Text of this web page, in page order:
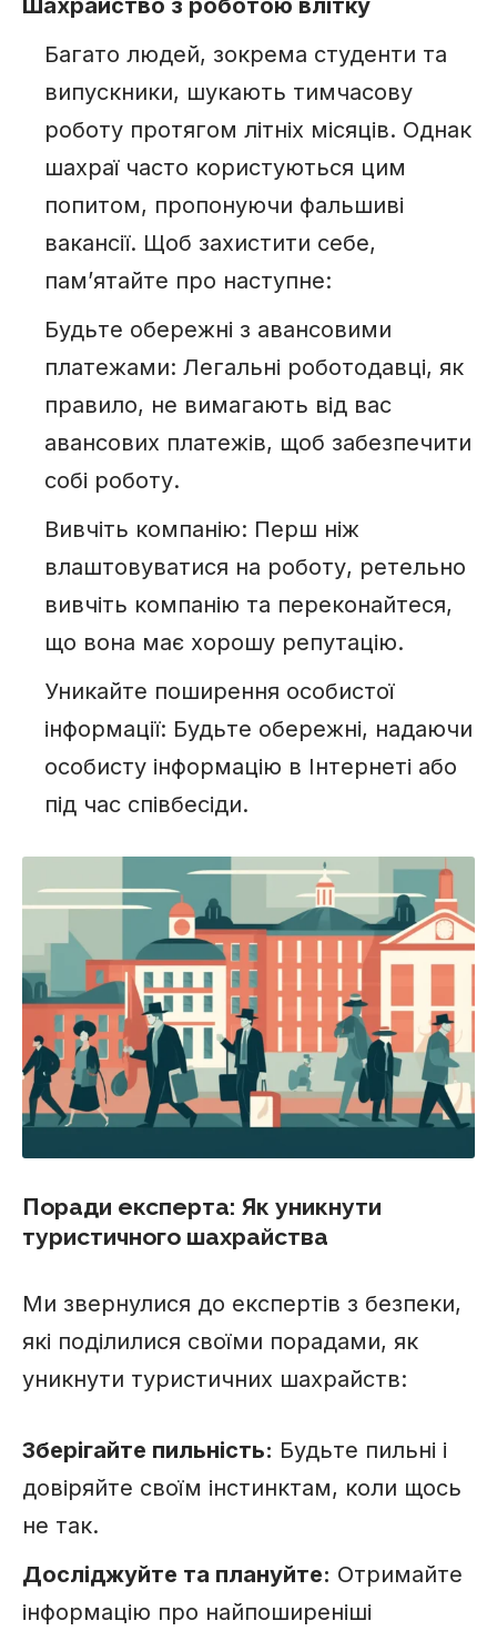
Шахрайство з роботою влітку
Багато людей, зокрема студенти та
випускники, шукають тимчасову
роботу протягом літніх місяців. Однак
шахраї часто користуються цим
попитом, пропонуючи фальшиві
вакансії. Щоб захистити себе,
пам’ятайте про наступне:
Будьте обережні з авансовими
платежами: Легальні роботодавці, як
правило, не вимагають від вас
авансових платежів, щоб забезпечити
собі роботу.
Вивчіть компанію: Перш ніж
влаштовуватися на роботу, ретельно
вивчіть компанію та переконайтеся,
що вона має хорошу репутацію.
Уникайте поширення особистої
інформації: Будьте обережні, надаючи
особисту інформацію в Інтернеті або
під час співбесіди.
Поради експерта: Як уникнути
туристичного шахрайства
Ми звернулися до експертів з безпеки,
які поділилися своїми порадами, як
уникнути туристичних шахрайств:
Зберігайте пильність: Будьте пильні і
довіряйте своїм інстинктам, коли щось
не так.
Досліджуйте та плануйте: Отримайте
інформацію про найпоширеніші